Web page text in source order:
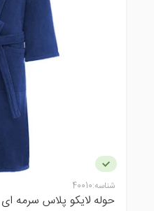
شناسه:40010
حوله لایکو پلاس سرمه ای